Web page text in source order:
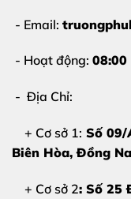
- Email:
- Hoạt động: 08:00
- Địa Chỉ:
+ Cơ sở 1: Số 09/
Biên Hòa, Đồng
+ Cơ sở 2: Số 25